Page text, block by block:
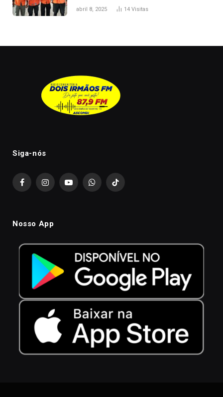
melhorar casamento?
abril 8, 2025 14 Visitas
Siga-nós
FacebookInstagramYouTubeWhatsAppTikTok
Nosso App